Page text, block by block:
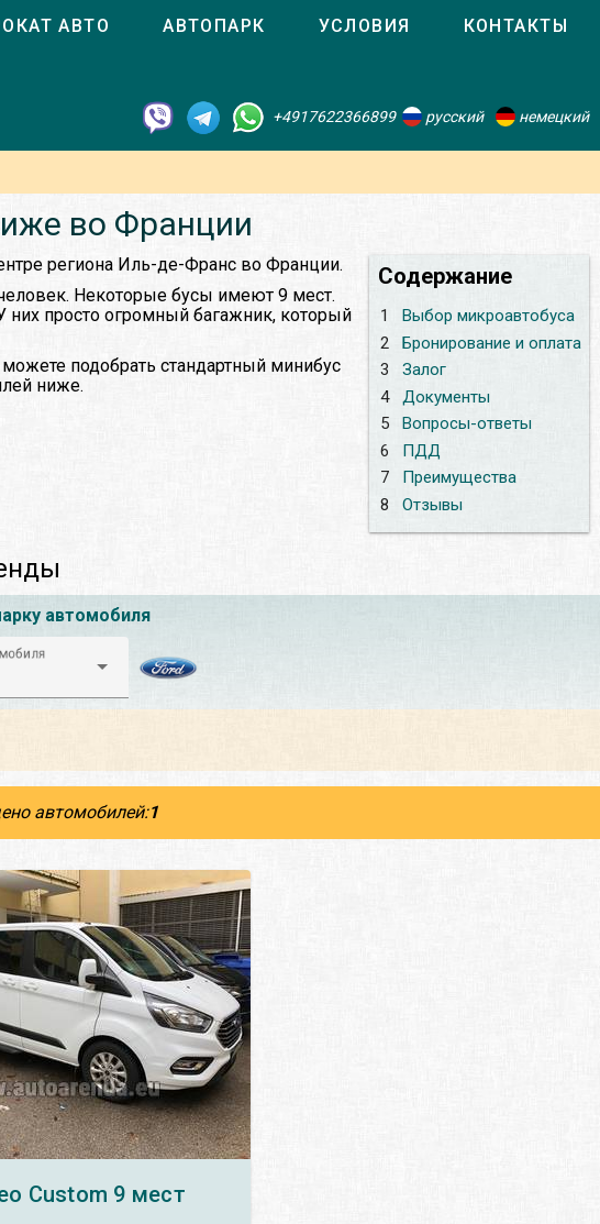
АВТО АВТОПАРК УСЛОВИЯ КОНТАКТЫ
+4917622366899 русский немецкий
во Франции
Содержание
1
Выбор микроавтобуса
2
Бронирование и оплата
3
Залог
4
Документы
5
Вопросы-ответы
6
ПДД
7
Преимущества
8
Отзывы
региона Иль-де-Франс во Франции.
Некоторые бусы имеют 9 мест.
просто огромный багажник, который
подобрать стандартный минибус
ниже.
автомобиля
автомобилей:1
Custom 9 мест